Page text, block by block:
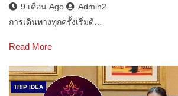
9 เดือน Ago
Admin2
การเดินทางทุกครั้งเริ่มต้…
Read More
TRIP IDEA